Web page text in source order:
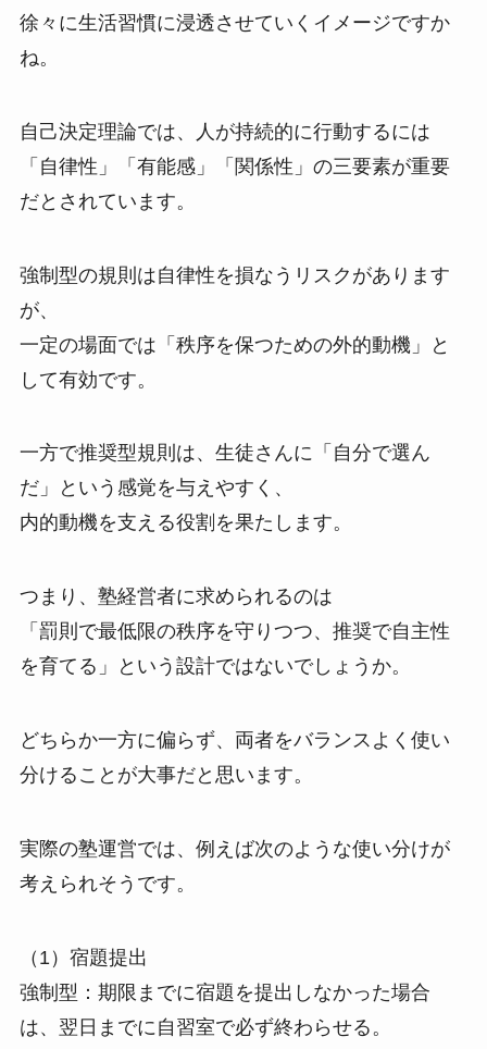
徐々に生活習慣に浸透させていくイメージですか
ね。
自己決定理論では、人が持続的に行動するには
「自律性」「有能感」「関係性」の三要素が重要
だとされています。
強制型の規則は自律性を損なうリスクがあります
が、
一定の場面では「秩序を保つための外的動機」と
して有効です。
一方で推奨型規則は、生徒さんに「自分で選ん
だ」という感覚を与えやすく、
内的動機を支える役割を果たします。
つまり、塾経営者に求められるのは
「罰則で最低限の秩序を守りつつ、推奨で自主性
を育てる」という設計ではないでしょうか。
どちらか一方に偏らず、両者をバランスよく使い
分けることが大事だと思います。
実際の塾運営では、例えば次のような使い分けが
考えられそうです。
（1）宿題提出
強制型：期限までに宿題を提出しなかった場合
は、翌日までに自習室で必ず終わらせる。